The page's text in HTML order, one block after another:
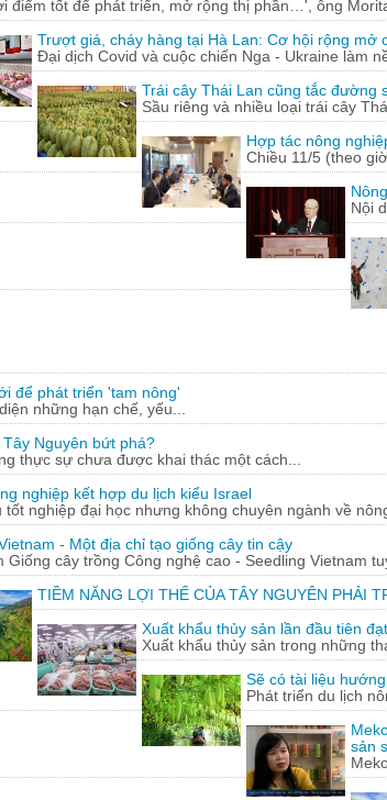
điểm tốt để phát triển, mở rộng thị phần…', ông Morita
Trượt giá, cháy hàng tại Hà Lan: Cơ hội rộng mở
Đại dịch Covid và cuộc chiến Nga - Ukraine làm
Trái cây Thái Lan cũng tắc đường
Sầu riêng và nhiều loại trái cây
Hợp tác nông
Chiều 11/5 (theo
Nội
để phát triển 'tam nông'
những hạn chế, yếu...
Nguyên bứt phá?
thực sự chưa được khai thác một cách...
nghiệp kết hợp du lịch kiểu Israel
nghiệp đại học nhưng không chuyên ngành về
- Một địa chỉ tạo giống cây tin cậy
Giống cây trồng Công nghệ cao - Seedling Vietnam
TIỀM NĂNG LỢI THẾ CỦA TÂY NGUYÊN PHẢI
Xuất khẩu thủy sản lần đầu tiên
Xuất khẩu thủy sản trong những
Sẽ có tài liệu
Phát triển du lịch
sản